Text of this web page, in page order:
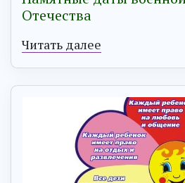
Отечества
Читать далее